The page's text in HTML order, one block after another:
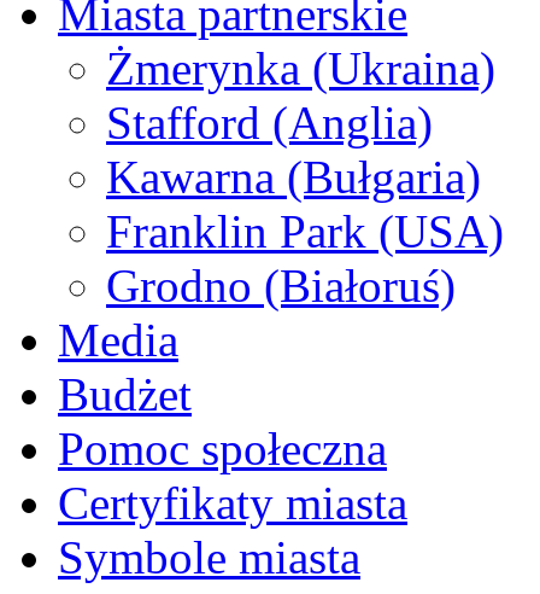
Miasta partnerskie
Żmerynka (Ukraina)
Stafford (Anglia)
Kawarna (Bułgaria)
Franklin Park (USA)
Grodno (Białoruś)
Media
Budżet
Pomoc społeczna
Certyfikaty miasta
Symbole miasta